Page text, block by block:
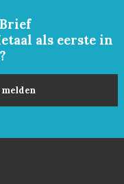
als eerste in
melden